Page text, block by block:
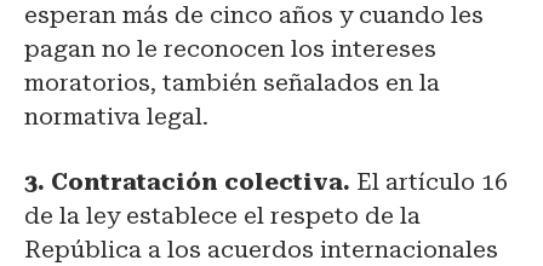
esperan más de cinco años y cuando les
pagan no le reconocen los intereses
moratorios, también señalados en la
normativa legal.
3. Contratación colectiva. El artículo 16
de la ley establece el respeto de la
República a los acuerdos internacionales